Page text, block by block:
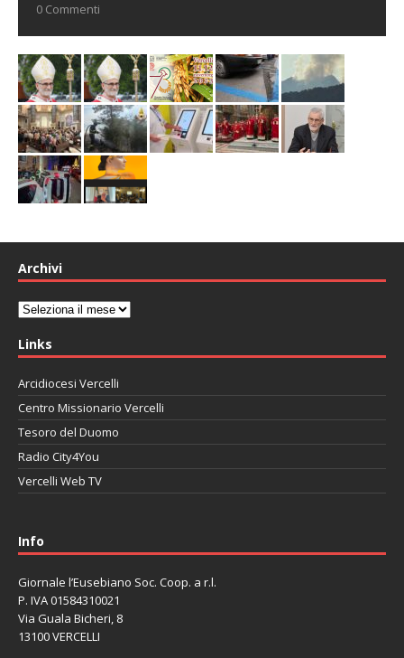
0 Commenti
Archivi
Archivi
Links
Arcidiocesi Vercelli
Centro Missionario Vercelli
Tesoro del Duomo
Radio City4You
Vercelli Web TV
Info
Giornale l’Eusebiano Soc. Coop. a r.l.
P. IVA 01584310021
Via Guala Bicheri, 8
13100 VERCELLI